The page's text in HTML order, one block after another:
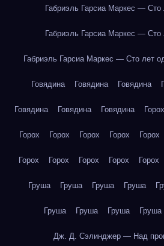
Габриэль Гарсиа Маркес — Сто
Габриэль Гарсиа Маркес — Сто
Габриэль Гарсиа Маркес — Сто лет
Говядина Говядина Говядина
Говядина Говядина Говядина Горох
Горох Горох Горох Горох Горох
Горох Горох Горох Горох Горох
Груша Груша Груша Груша
Груша Груша Груша Груша
Дж. Д. Сэлинджер — Над